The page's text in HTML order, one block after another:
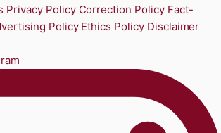
Privacy Policy Correction Policy Fact-
Policy Ethics Policy Disclaimer